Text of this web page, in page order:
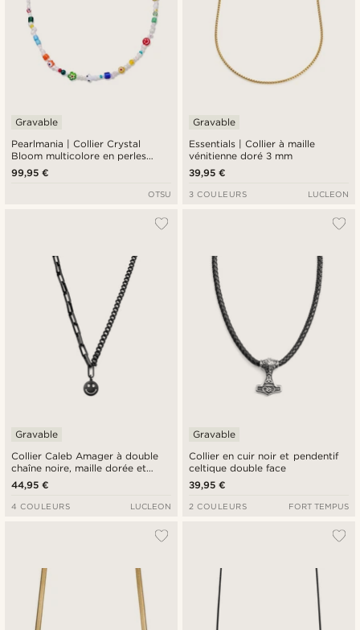
Pearlmania | Collier Crystal
Bloom multicolore en perles
d'eau douce et perles en verre
Gravable
99,95 €
OTSU
Essentials | Collier à maille
vénitienne doré 3 mm
Gravable
39,95 €
3 COULEURS LUCLEON
Collier Caleb Amager à double
chaîne noire, maille dorée et
pendentif Smiley
Gravable
44,95 €
4 COULEURS LUCLEON
Collier en cuir noir et pendentif
celtique double face
Gravable
39,95 €
2 COULEURS FORT TEMPUS